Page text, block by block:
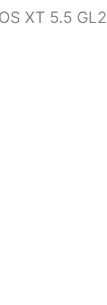
XT 5.5